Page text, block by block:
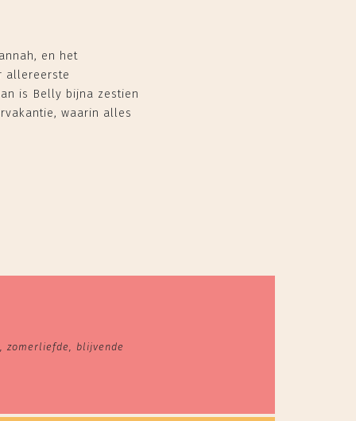
en het
allereerste
is Belly bijna zestien
waarin alles
zomerliefde, blijvende